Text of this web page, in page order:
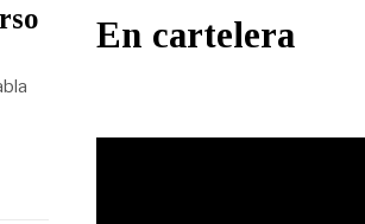
En cartelera